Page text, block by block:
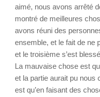
aimé, nous avons arrêté
montré de meilleures
avons réuni des
ensemble, et le fait de ne
et le troisième s’est
La mauvaise chose est
et la partie aurait pu nous
est qu’en faisant des